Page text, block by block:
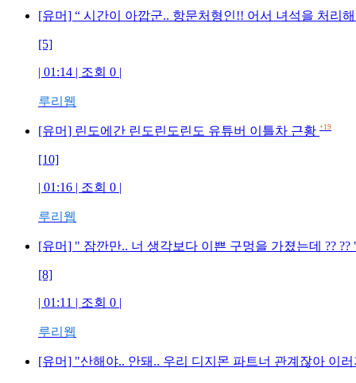
[유머] “ 시간이 아깝군.. 항문처형인!! 어서 녀석을 처리
[5]
| 01:14 | 조회 0 |
루리웹
[유머] 린도에간 린도린도린도 유튜버 이틀차 근황 +19
[10]
| 01:16 | 조회 0 |
루리웹
[유머] " 잠깐만.. 너 생각보다 이쁜 구멍을 가졌는데 ?? ??
[8]
| 01:11 | 조회 0 |
루리웹
[유머] "산해야.. 안돼.. 우리 디지몬 파트너 관계잖아 이러